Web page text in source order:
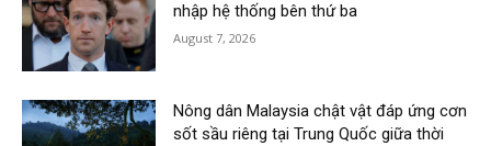
nhập hệ thống bên thứ ba
August 7, 2026
Nông dân Malaysia chật vật đáp ứng cơn
sốt sầu riêng tại Trung Quốc giữa thời